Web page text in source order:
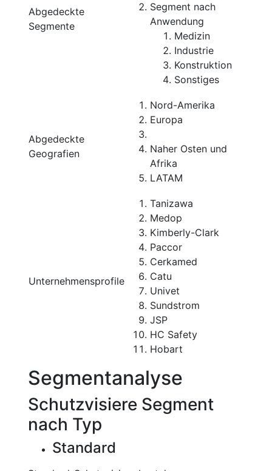
Abgedeckte
Segmente
Segment nach
Anwendung
Medizin
Industrie
Konstruktion
Sonstiges
Abgedeckte
Geografien
Nord-Amerika
Europa
Naher Osten und
Afrika
LATAM
Unternehmensprofile
Tanizawa
Medop
Kimberly-Clark
Paccor
Cerkamed
Catu
Univet
Sundstrom
JSP
HC Safety
Hobart
Segmentanalyse
Schutzvisiere Segment
nach Typ
Standard